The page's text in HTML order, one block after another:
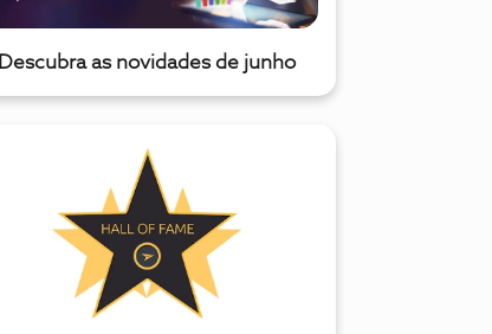
Descubra as novidades de junho